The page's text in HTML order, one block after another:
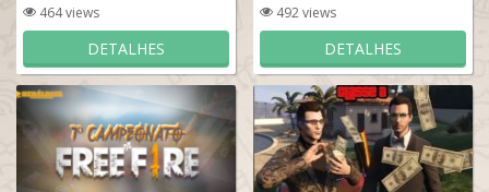
464 views
DETALHES
492 views
DETALHES